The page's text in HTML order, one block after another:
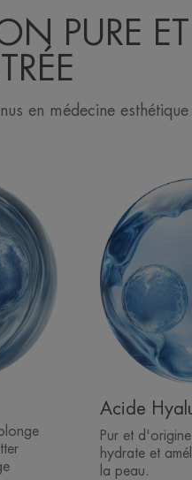
PURE ET
en médecine esthétique
Acide
Pur et
hydrate et
la peau.